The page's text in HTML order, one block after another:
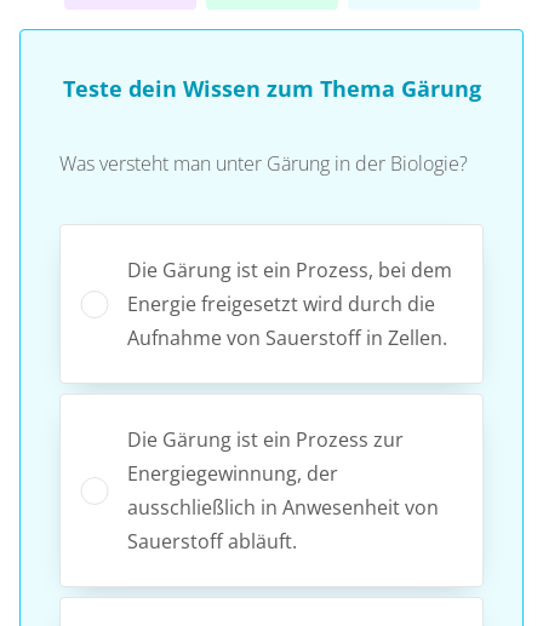
Teste dein Wissen zum Thema Gärung
Was versteht man unter Gärung in der Biologie?
Die Gärung ist ein Prozess, bei dem
Energie freigesetzt wird durch die
Aufnahme von Sauerstoff in Zellen.
Die Gärung ist ein Prozess zur
Energiegewinnung, der
ausschließlich in Anwesenheit von
Sauerstoff abläuft.